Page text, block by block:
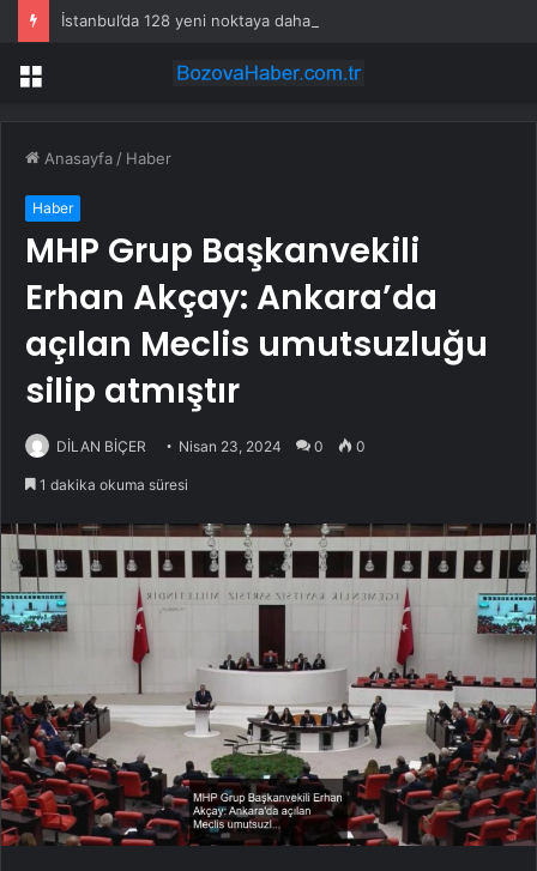
İstanbul’da 128 yeni noktaya daha EDS geliyor
Menü
Anasayfa / Haber
Haber
MHP Grup Başkanvekili
Erhan Akçay: Ankara’da
açılan Meclis umutsuzluğu
silip atmıştır
DİLAN BİÇER Nisan 23, 2024 0 0
1 dakika okuma süresi